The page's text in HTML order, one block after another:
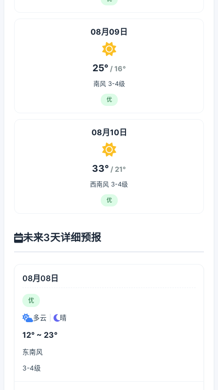
08月09日
25° / 16°
南风 3-4级
优
08月10日
33° / 21°
西南风 3-4级
优
未来3天详细预报
08月08日
优
多云 晴
12° ~ 23°
东南风
3-4级